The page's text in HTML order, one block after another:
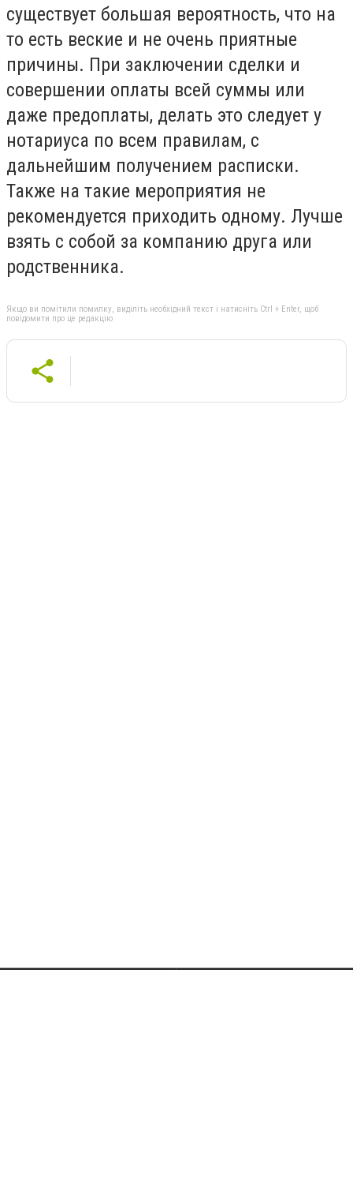
существует большая вероятность, что на
то есть веские и не очень приятные
причины. При заключении сделки и
совершении оплаты всей суммы или
даже предоплаты, делать это следует у
нотариуса по всем правилам, с
дальнейшим получением расписки.
Также на такие мероприятия не
рекомендуется приходить одному. Лучше
взять с собой за компанию друга или
родственника.
Якщо ви помітили помилку, виділіть необхідний текст і натисніть Ctrl + Enter, щоб
повідомити про це редакцію